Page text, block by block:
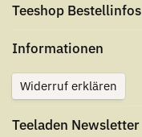
Teeshop Bestellinfos
Informationen
Widerruf erklären
Teeladen Newsletter